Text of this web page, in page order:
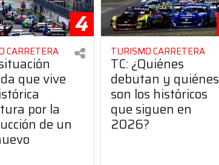
4
CARRETERA
que vive
por la
de un
TURISMO CARRETERA
TC: ¿Quiénes
debutan y quiénes
son los históricos
que siguen en
2026?